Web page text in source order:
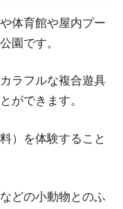
体育館や屋内プー
園です。
ラフルな複合遊具
ができます。
）を体験すること
どの小動物とのふ